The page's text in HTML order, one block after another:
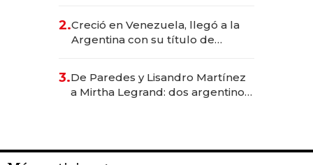
2.Creció en Venezuela, llegó a la
Argentina con su título de
las marcas "fast premium"
3.De Paredes y Lisandro Martínez
a Mirtha Legrand: dos argentinos